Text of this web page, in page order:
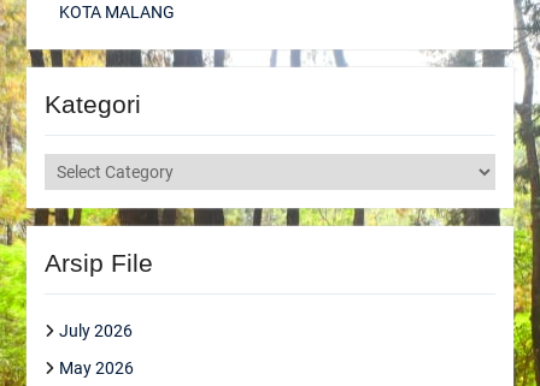
KOTA MALANG
Kategori
Kategori
Arsip File
July 2026
May 2026